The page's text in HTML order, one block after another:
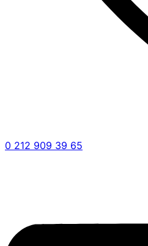
0 212 909 39 65